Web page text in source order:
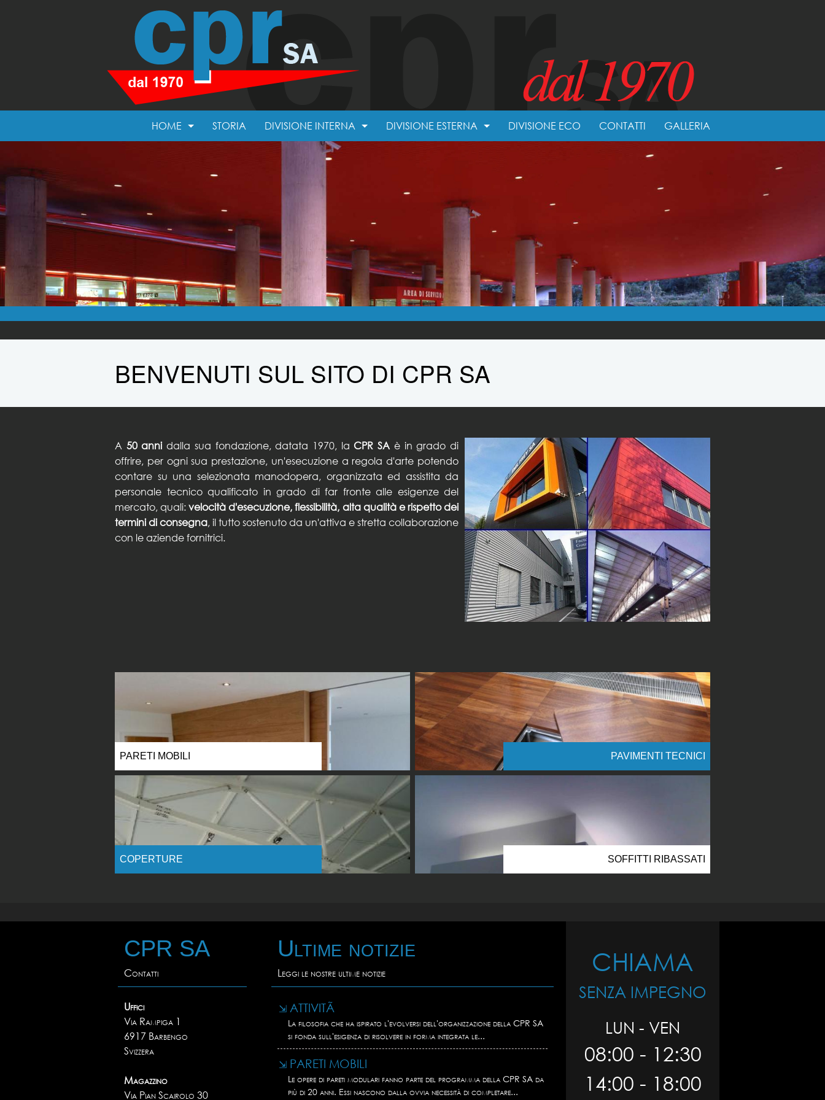
HOME
AREA RISERVATA
STORIA DIVISIONE INTERNA
SOFFITTI RIBASSATI
PARETI MOBILI
OPERE SPECIALI DA GESSATORE
DIVISIONE ESTERNA DIVISIONE ECO CONTATTI GALLERIA
BENVENUTI SUL SITO DI CPR SA
A 50 annidalla sua fondazione, datata 1970, la CPR SA è in grado di
offrire, per ogni sua prestazione, un'esecuzione a regola d'arte potendo
contare su una selezionata manodopera, organizzata ed assistita da
personale tecnico qualificato in grado di far fronte alle esigenze del
mercato, quali:velocità d'esecuzione, flessibilità, alta qualità e rispetto dei
termini di consegna, il tutto sostenuto da un'attiva e stretta collaborazione
con le aziende fornitrici.
PARETI MOBILI PAVIMENTI TECNICI
COPERTURE SOFFITTI RIBASSATI
CPR SA
Contatti
Uffici
Via Rampiga 1
6917 Barbengo
Svizzera
Magazzino
Via Pian Scairolo 30
Ultime notizie
Leggi le nostre ultime notizie
⇲ ATTIVITÃ
La filosofia che ha ispirato l'evolversi dell'organizzazione della CPR SA
si fonda sull'esigenza di risolvere in forma integrata le...
⇲ PARETI MOBILI
Le opere di pareti modulari fanno parte del programma della CPR SA da
più di 20 anni. Essi nascono dalla ovvia necessità di completare...
CHIAMA
SENZA IMPEGNO
LUN - VEN
08:00 - 12:30
14:00 - 18:00